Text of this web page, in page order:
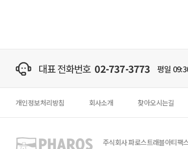
대표 전화번호 02-737-3773 평일
개인정보처리방침 회사소개 찾아오시는길
주식회사 파로스트래블아티팩